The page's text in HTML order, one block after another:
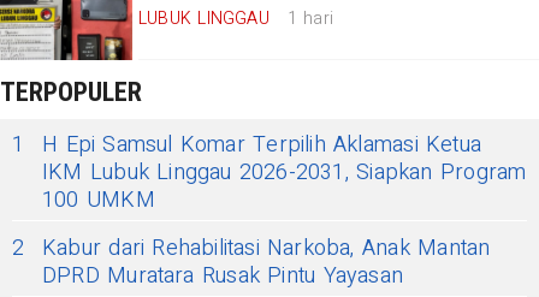
LUBUK LINGGAU 1 hari
TERPOPULER
1
H Epi Samsul Komar Terpilih Aklamasi Ketua
IKM Lubuk Linggau 2026-2031, Siapkan Program
100 UMKM
2
Kabur dari Rehabilitasi Narkoba, Anak Mantan
DPRD Muratara Rusak Pintu Yayasan